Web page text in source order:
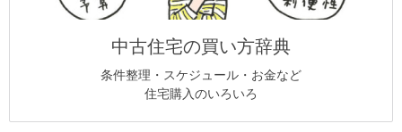
中古住宅の買い方辞典
条件整理・スケジュール・お金など
住宅購入のいろいろ